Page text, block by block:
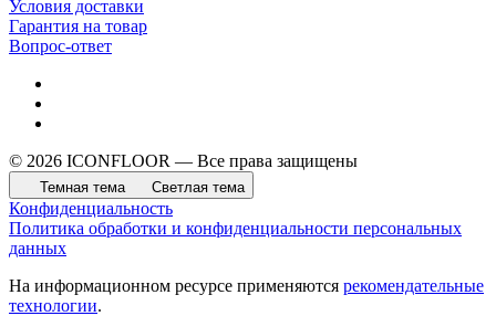
Условия доставки
Гарантия на товар
Вопрос-ответ
© 2026 ICONFLOOR — Все права защищены
Темная тема Светлая тема
Конфиденциальность
Политика обработки и конфиденциальности персональных
данных
На информационном ресурсе применяются рекомендательные
технологии.